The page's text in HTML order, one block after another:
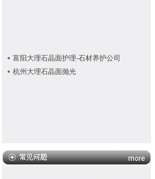
富阳大理石晶面护理-石材养护公司
杭州大理石晶面抛光